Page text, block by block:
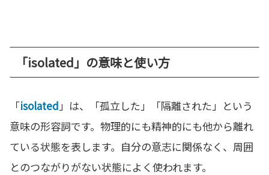
「isolated」の意味と使い方
「isolated 」は、「孤立した」「隔離された」という
意味の形容詞です。物理的にも精神的にも他から離れ
ている状態を表します。自分の意志に関係なく、周囲
とのつながりがない状態によく使われます。